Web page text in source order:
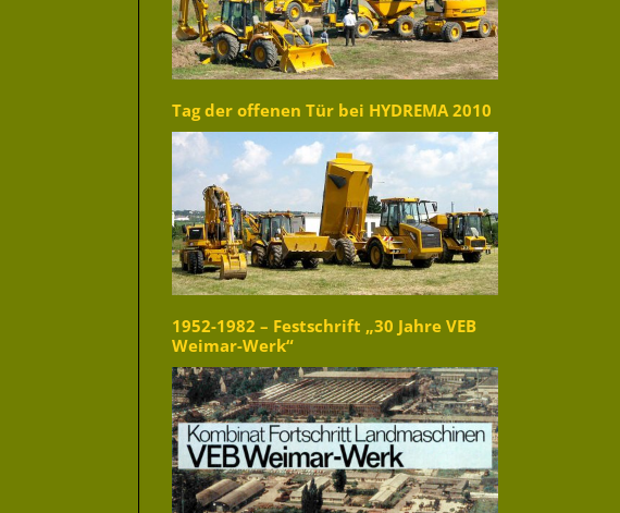
Tag der offenen Tür bei HYDREMA 2010
1952-1982 – Festschrift „30 Jahre VEB
Weimar-Werk“